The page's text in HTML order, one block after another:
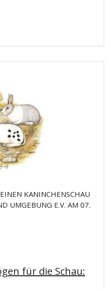
KANINCHENSCHAU
UMGEBUNG E.V. AM 07.
für die Schau: